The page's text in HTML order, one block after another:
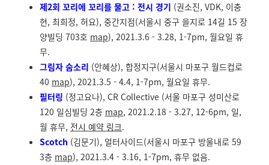
제2회 꼬리에 꼬리를 물고 : 전시 경기 (권소진, VDK, 이충
현, 최희정, 허요), 중간지점(서울시 중구 을지로 14길 15 장
양빌딩 703호 map), 2021.3.6 - 3.28, 1-7pm, 월요일 휴
무.
그림자 숨소리 (안혜상), 합정지구(서울시 마포구 월드컵로
40 map), 2021.3.5 - 4.4, 1-7pm, 월요일 휴무.
필터링 (정고요나), CR Collective (서울 마포구 성미산로
120 일심빌딩 2층 map, 2021.2.18 - 3.27, 12-6pm, 일,
월 휴무, 전시 예약 링크.
Scotch (김문기), 얼터사이드(서울시 마포구 방울내로 59
3층 map), 2021.3.4 - 3.16, 1-7pm, 휴무 없음.